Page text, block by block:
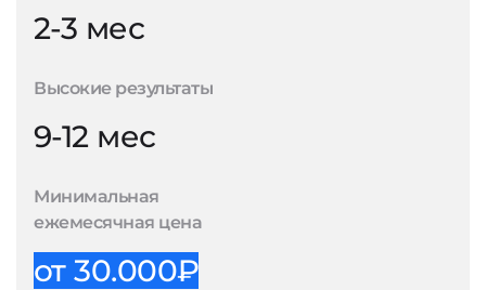
2-3 мес
Высокие результаты
9-12 мес
Минимальная
ежемесячная цена
от 30.000₽